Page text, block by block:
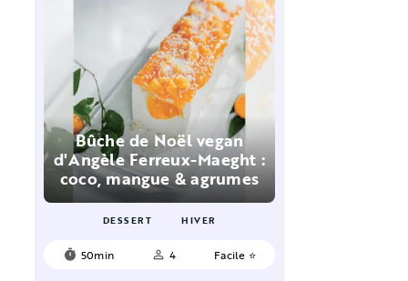
Bûche de Noël vegan
d'Angèle Ferreux-Maeght :
coco, mangue & agrumes
DESSERT HIVER
timer 50min person_outline 4 Facile ⭐